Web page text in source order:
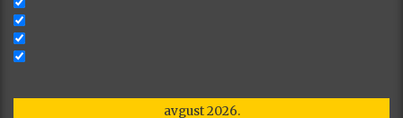
avgust 2026.